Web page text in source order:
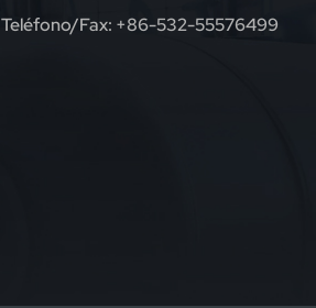
Teléfono/fax: +86-532-55576499